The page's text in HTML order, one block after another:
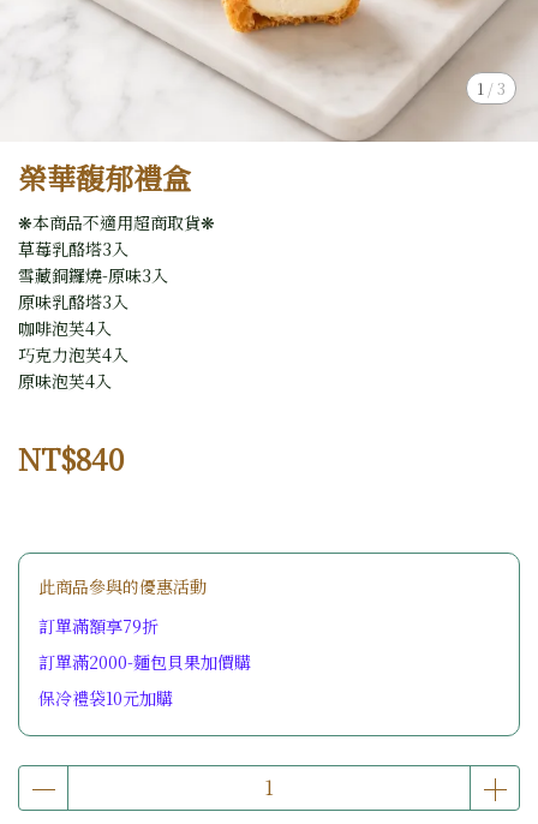
1 /3
榮華馥郁禮盒
❋本商品不適用超商取貨❋
草莓乳酪塔3入
雪藏銅鑼燒-原味3入
原味乳酪塔3入
咖啡泡芙4入
巧克力泡芙4入
原味泡芙4入
NT$840
此商品參與的優惠活動
訂單滿額享79折
訂單滿2000-麵包貝果加價購
保冷禮袋10元加購